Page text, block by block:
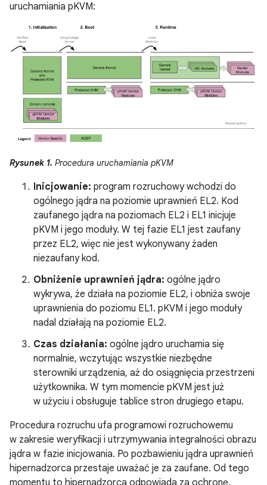
uruchamiania pKVM:
Rysunek 1. Procedura uruchamiania pKVM
Inicjowanie: program rozruchowy wchodzi do
ogólnego jądra na poziomie uprawnień EL2. Kod
zaufanego jądra na poziomach EL2 i EL1 inicjuje
pKVM i jego moduły. W tej fazie EL1 jest zaufany
przez EL2, więc nie jest wykonywany żaden
niezaufany kod.
Obniżenie uprawnień jądra: ogólne jądro
wykrywa, że działa na poziomie EL2, i obniża swoje
uprawnienia do poziomu EL1. pKVM i jego moduły
nadal działają na poziomie EL2.
Czas działania: ogólne jądro uruchamia się
normalnie, wczytując wszystkie niezbędne
sterowniki urządzenia, aż do osiągnięcia przestrzeni
użytkownika. W tym momencie pKVM jest już
w użyciu i obsługuje tablice stron drugiego etapu.
Procedura rozruchu ufa programowi rozruchowemu
w zakresie weryfikacji i utrzymywania integralności obrazu
jądra w fazie inicjowania. Po pozbawieniu jądra uprawnień
hipernadzorca przestaje uważać je za zaufane. Od tego
momentu to hipernadzorca odpowiada za ochronę,